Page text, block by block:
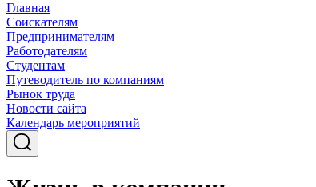
Главная
Соискателям
Предпринимателям
Работодателям
Студентам
Путеводитель по компаниям
Рынок труда
Новости сайта
Календарь мероприятий